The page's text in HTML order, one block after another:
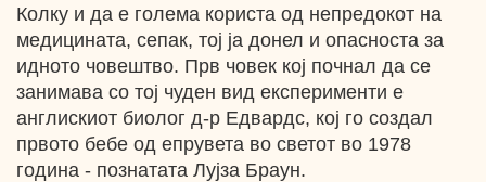
Колку и да е голема користа од непредокот на
медицината, сепак, тој ја донел и опасноста за
идното човештво. Прв човек кој почнал да се
занимава со тој чуден вид експерименти е
англискиот биолог д-р Едвардс, кој го создал
првото бебе од епрувета во светот во 1978
година - познатата Лујза Браун.